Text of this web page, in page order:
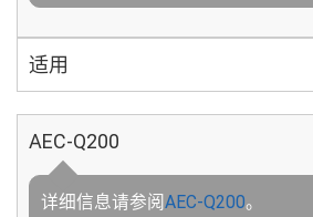
适用
AEC-Q200
详细信息请参阅AEC-Q200。